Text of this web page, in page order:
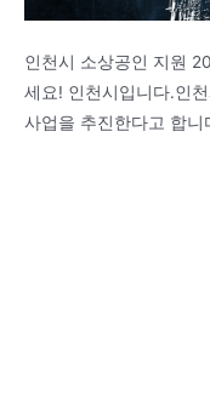
인천시 소상공인 지원
세요! 인천시입니다.인
사업을 추진한다고 합